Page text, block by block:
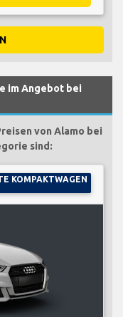
im Angebot bei
von Alamo bei
sind:
KOMPAKTWAGEN